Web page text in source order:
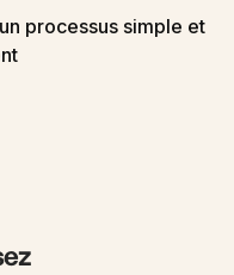
processus simple et